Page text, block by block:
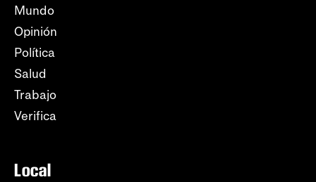
Mundo
Opinión
Política
Salud
Trabajo
Verifica
Local